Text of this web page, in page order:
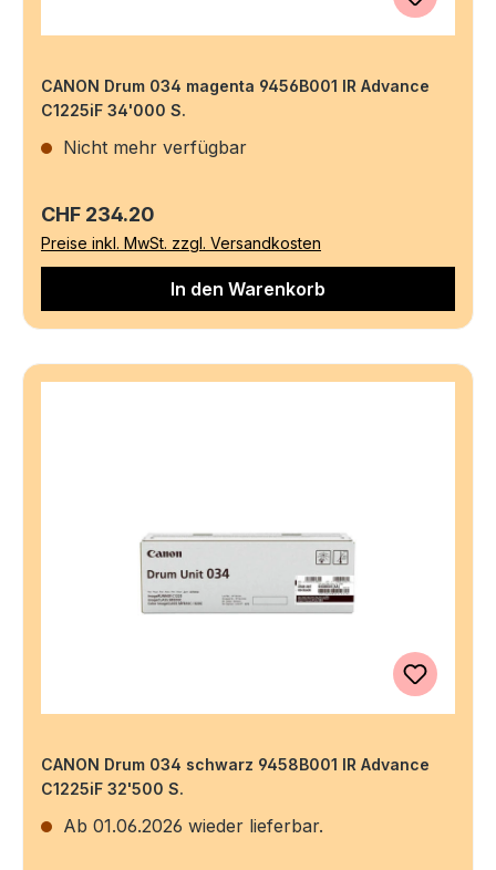
CANON Drum 034 magenta 9456B001 IR Advance
C1225iF 34'000 S.
Nicht mehr verfügbar
Regulärer Preis:
CHF 234.20
Preise inkl. MwSt. zzgl. Versandkosten
In den Warenkorb
CANON Drum 034 schwarz 9458B001 IR Advance
C1225iF 32'500 S.
Ab 01.06.2026 wieder lieferbar.